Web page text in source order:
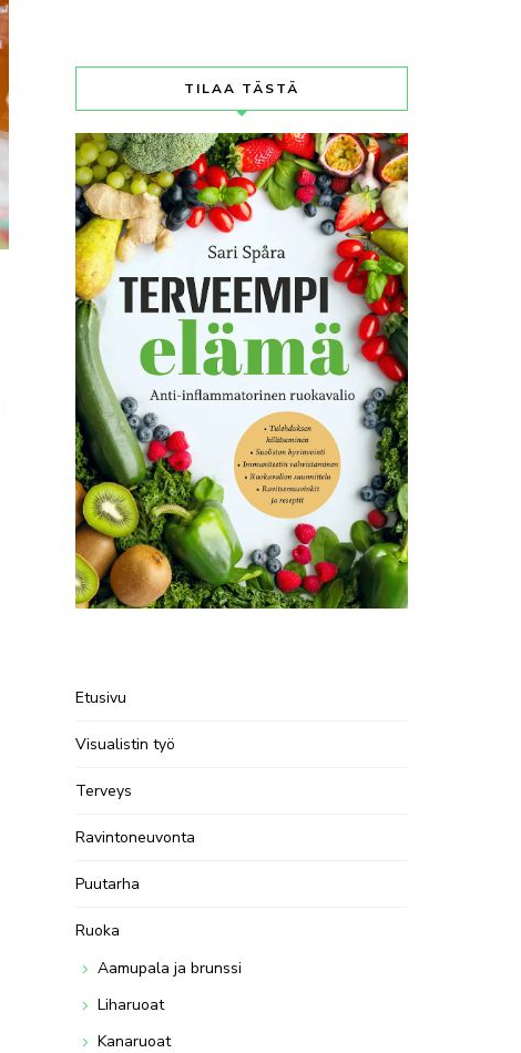
TILAA TÄSTÄ
Etusivu
Visualistin työ
Terveys
Ravintoneuvonta
Puutarha
Ruoka
Aamupala ja brunssi
Liharuoat
Kanaruoat